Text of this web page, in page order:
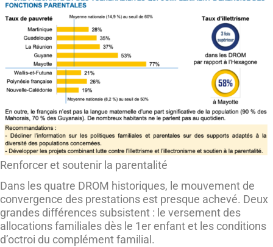
Renforcer et soutenir la parentalité
Dans les quatre DROM historiques, le mouvement de
convergence des prestations est presque achevé. Deux
grandes différences subsistent : le versement des
allocations familiales dès le 1er enfant et les conditions
d’octroi du complément familial.